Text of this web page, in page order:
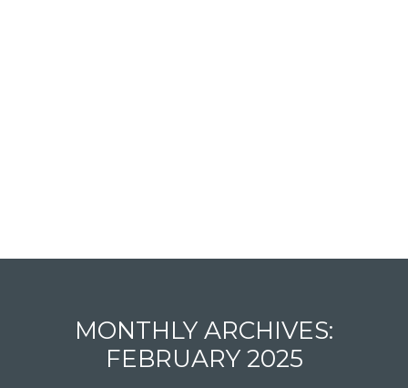
MONTHLY ARCHIVES:
FEBRUARY 2025